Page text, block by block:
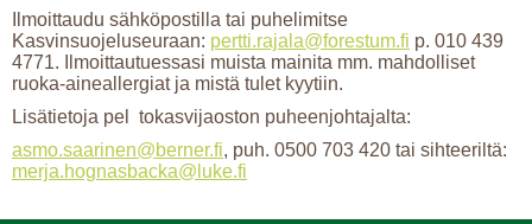
Ilmoittaudu sähköpostilla tai puhelimitse
Kasvinsuojeluseuraan: pertti.rajala@forestum.fi p. 010 439
4771. Ilmoittautuessasi muista mainita mm. mahdolliset
ruoka-aineallergiat ja mistä tulet kyytiin.
Lisätietoja pel tokasvijaoston puheenjohtajalta:
asmo.saarinen@berner.fi, puh. 0500 703 420 tai sihteeriltä:
merja.hognasbacka@luke.fi